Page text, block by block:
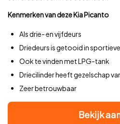
Kenmerken van deze Kia Picanto
Als drie- en vijfdeurs
Driedeurs is getooid in
Ook te vinden met LPG-tank
Driecilinder heeft gezelschap
Zeer betrouwbaar
Bekijk